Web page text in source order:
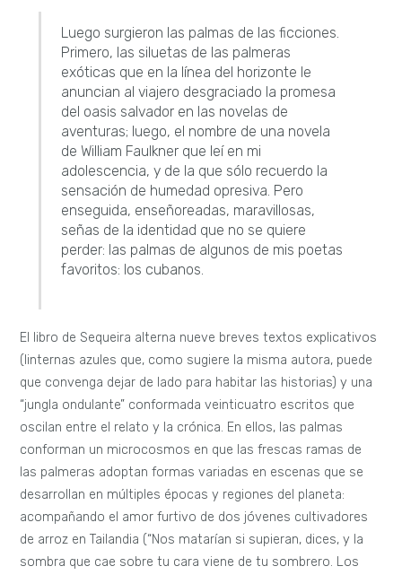
Luego surgieron las palmas de las ficciones.
Primero, las siluetas de las palmeras
exóticas que en la línea del horizonte le
anuncian al viajero desgraciado la promesa
del oasis salvador en las novelas de
aventuras; luego, el nombre de una novela
de William Faulkner que leí en mi
adolescencia, y de la que sólo recuerdo la
sensación de humedad opresiva. Pero
enseguida, enseñoreadas, maravillosas,
señas de la identidad que no se quiere
perder: las palmas de algunos de mis poetas
favoritos: los cubanos.
El libro de Sequeira alterna nueve breves textos explicativos
(linternas azules que, como sugiere la misma autora, puede
que convenga dejar de lado para habitar las historias) y una
“jungla ondulante” conformada veinticuatro escritos que
oscilan entre el relato y la crónica. En ellos, las palmas
conforman un microcosmos en que las frescas ramas de
las palmeras adoptan formas variadas en escenas que se
desarrollan en múltiples épocas y regiones del planeta:
acompañando el amor furtivo de dos jóvenes cultivadores
de arroz en Tailandia (“Nos matarían si supieran, dices, y la
sombra que cae sobre tu cara viene de tu sombrero. Los